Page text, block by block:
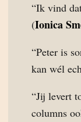
“Ik vind
(Ionica
“Peter is
kan wél
“Jij levert
columns